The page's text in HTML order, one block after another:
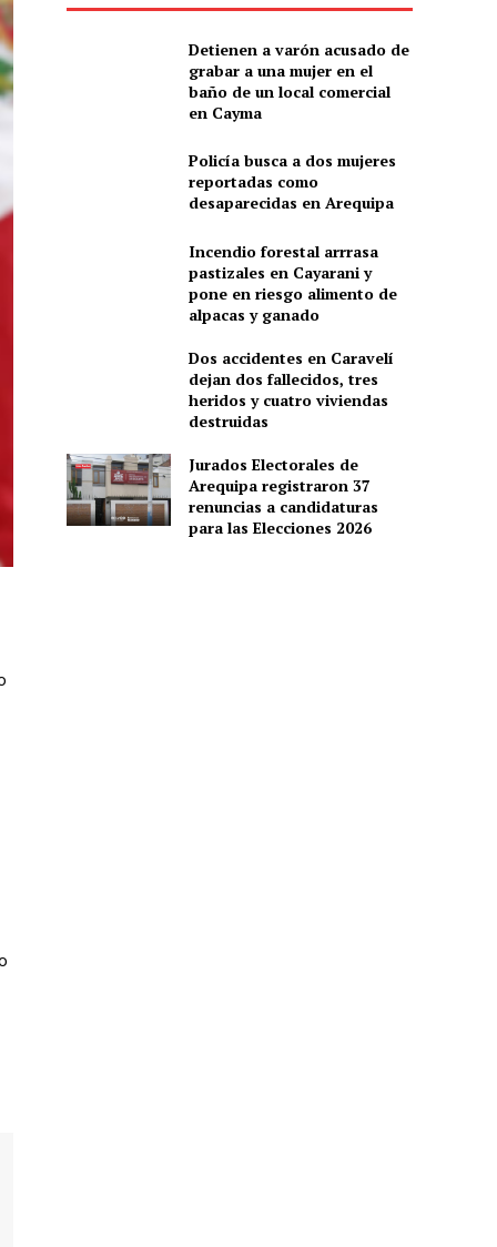
Detienen a varón acusado de
grabar a una mujer en el
baño de un local comercial
en Cayma
Policía busca a dos mujeres
reportadas como
desaparecidas en Arequipa
Incendio forestal arrrasa
pastizales en Cayarani y
pone en riesgo alimento de
alpacas y ganado
Dos accidentes en Caravelí
dejan dos fallecidos, tres
heridos y cuatro viviendas
destruidas
Jurados Electorales de
Arequipa registraron 37
renuncias a candidaturas
para las Elecciones 2026